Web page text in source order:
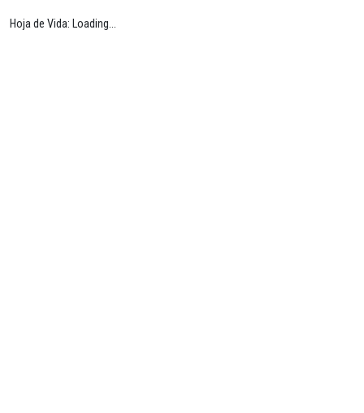
Hoja de Vida: Loading...